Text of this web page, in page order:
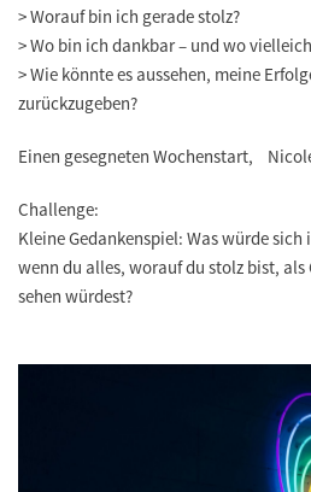
> Worauf bin ich gerade stolz?
> Wo bin ich dankbar – und wo
> Wie könnte es aussehen, meine
zurückzugeben?
Einen gesegneten Wochenstart,
Challenge:
Kleine Gedankenspiel: Was würde
wenn du alles, worauf du stolz bist, als
sehen würdest?